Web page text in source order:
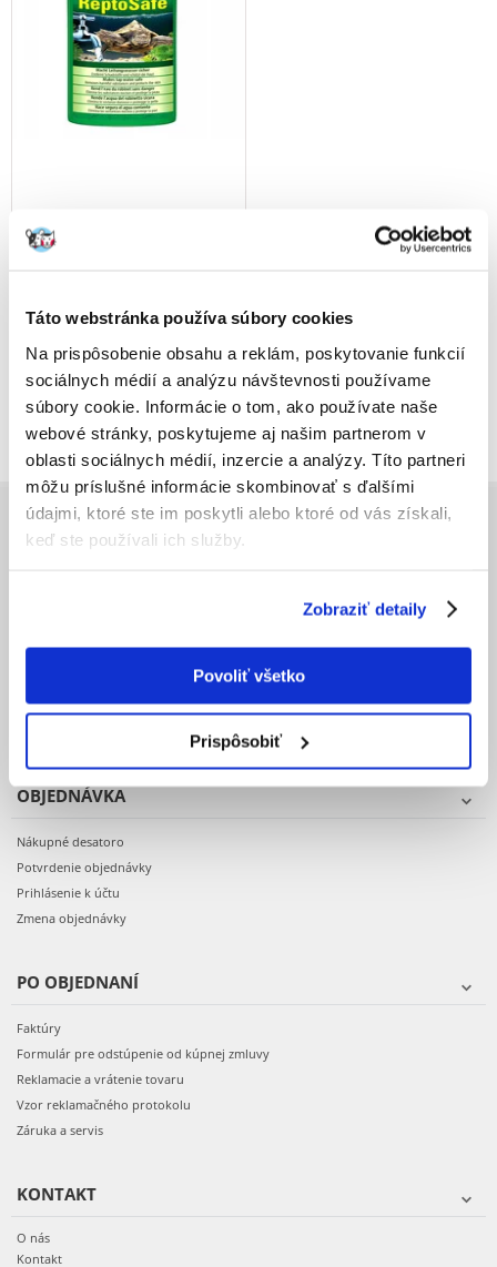
Táto webstránka používa súbory cookies
Na prispôsobenie obsahu a reklám, poskytovanie funkcií
sociálnych médií a analýzu návštevnosti používame
súbory cookie. Informácie o tom, ako používate naše
webové stránky, poskytujeme aj našim partnerom v
oblasti sociálnych médií, inzercie a analýzy. Títo partneri
môžu príslušné informácie skombinovať s ďalšími
údajmi, ktoré ste im poskytli alebo ktoré od vás získali,
keď ste používali ich služby.
Zobraziť detaily
Povoliť všetko
Prispôsobiť
TETRA ReptoSafe 100 ml -
€4.98
(4.98 € / 100 ml)
PRIDAŤ DO KOŠÍKA
PRED OBJEDNÁVKOU
Dostupnosť produktov
Obchodné podmienky
OBJEDNÁVKA
Nákupné desatoro
Potvrdenie objednávky
Prihlásenie k účtu
Zmena objednávky
PO OBJEDNANÍ
Faktúry
Formulár pre odstúpenie od kúpnej zmluvy
Reklamacie a vrátenie tovaru
Vzor reklamačného protokolu
Záruka a servis
KONTAKT
O nás
Kontakt